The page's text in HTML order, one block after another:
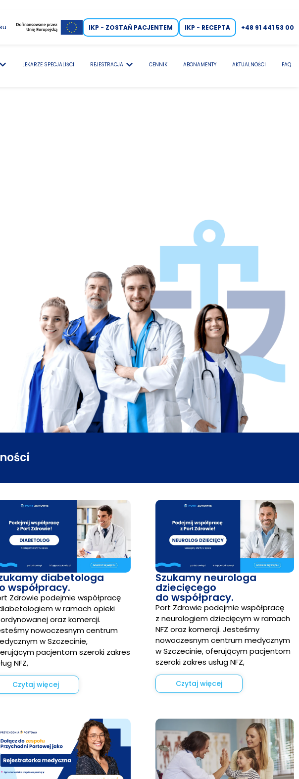
IKP - ZOSTAŃ PACJENTEM IKP - RECEPTA +48 91 441 53 00
LEKARZE SPECJALIŚCI REJESTRACJA CENNIK ABONAMENTY AKTUALNOŚCI FAQ
diabetologa
współpracy.
Zdrowie podejmie współpracę
w ramach opieki
oraz komercji.
nowoczesnym centrum
w Szczecinie,
pacjentom szeroki zakres
NFZ,
Czytaj więcej
Szukamy neurologa
dziecięcego
do współpracy.
Port Zdrowie podejmie współpracę
z neurologiem dziecięcym w ramach
NFZ oraz komercji. Jesteśmy
nowoczesnym centrum medycznym
w Szczecinie, oferującym pacjentom
szeroki zakres usług NFZ,
Czytaj więcej